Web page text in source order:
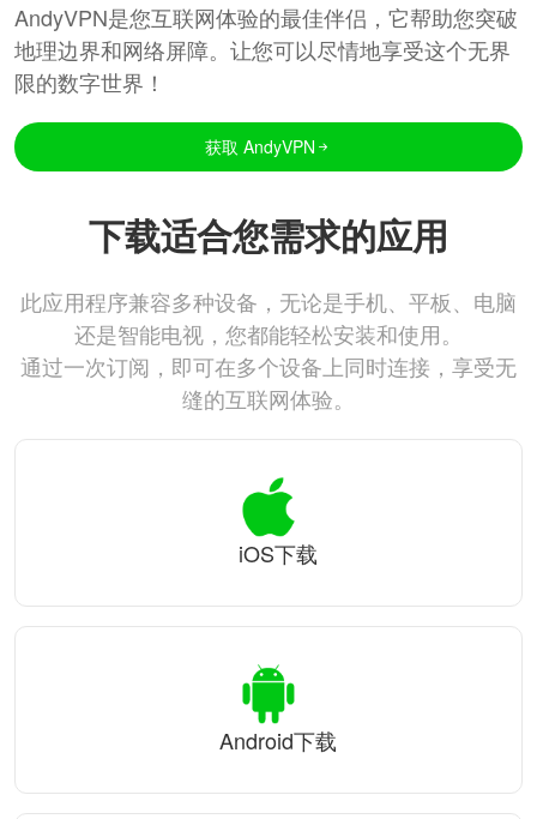
AndyVPN是您互联网体验的最佳伴侣，它帮助您突破
地理边界和网络屏障。让您可以尽情地享受这个无界
限的数字世界！
获取 AndyVPN
下载适合您需求的应用
此应用程序兼容多种设备，无论是手机、平板、电脑
还是智能电视，您都能轻松安装和使用。
通过一次订阅，即可在多个设备上同时连接，享受无
缝的互联网体验。
iOS下载
Android下载